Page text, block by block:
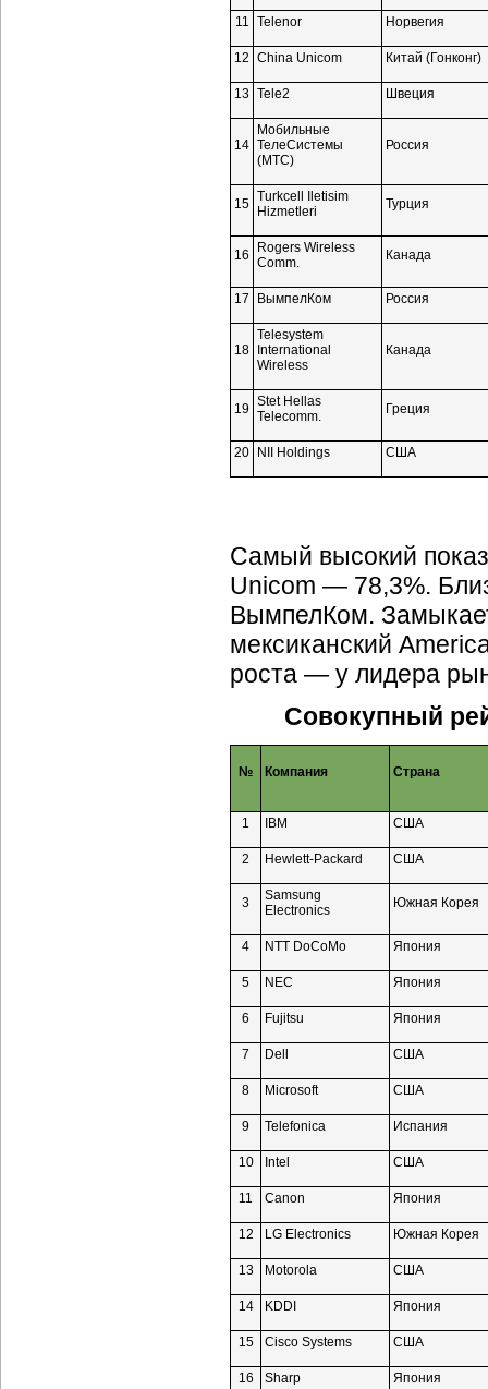
11 Telenor Норвегия
12 China Unicom Китай (Гонконг)
13 Tele2 Швеция
14
Мобильные
ТелеСистемы
(МТС)
Россия
15 Turkcell Iletisim
Hizmetleri
Турция
16
Rogers Wireless
Comm.
Канада
17 ВымпелКом Россия
18
Telesystem
International
Wireless
Канада
19 Stet Hellas
Telecomm.
Греция
20 NII Holdings США
Самый высокий
Unicom — 78,3%.
ВымпелКом.
мексиканский
роста — у лидера
Совокупный
№ Компания Страна
1 IBM США
2 Hewlett-Packard США
3
Samsung
Electronics
Южная Корея
4 NTT DoCoMo Япония
5 NEC Япония
6 Fujitsu Япония
7 Dell США
8 Microsoft США
9 Telefonica Испания
10 Intel США
11 Canon Япония
12 LG Electronics Южная Корея
13 Motorola США
14 KDDI Япония
15 Сisco Systems США
16 Sharp Япония